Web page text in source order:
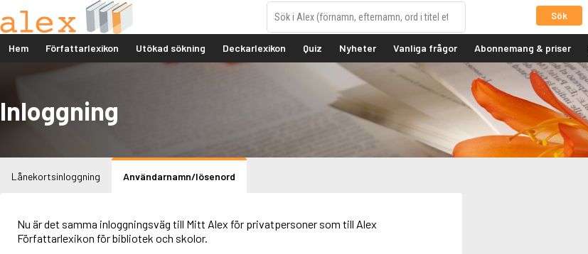
Sök
Hem Författarlexikon Utökad sökning Deckarlexikon Quiz Nyheter Vanliga frågor Abonnemang & priser
Inloggning
Lånekortsinloggning Användarnamn/lösenord
Nu är det samma inloggningsväg till Mitt Alex för privatpersoner som till Alex
Författarlexikon för bibliotek och skolor.